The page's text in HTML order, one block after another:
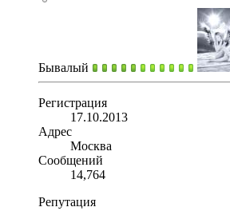
Бывалый
Регистрация
17.10.2013
Адрес
Москва
Сообщений
14,764
Репутация